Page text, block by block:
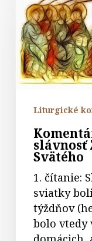
textom
na
slávnosť
Zoslania
Ducha
Svätého
Liturgické
slávnosť
Svätého
1. čítanie:
sviatky
týždňov
bolo vtedy